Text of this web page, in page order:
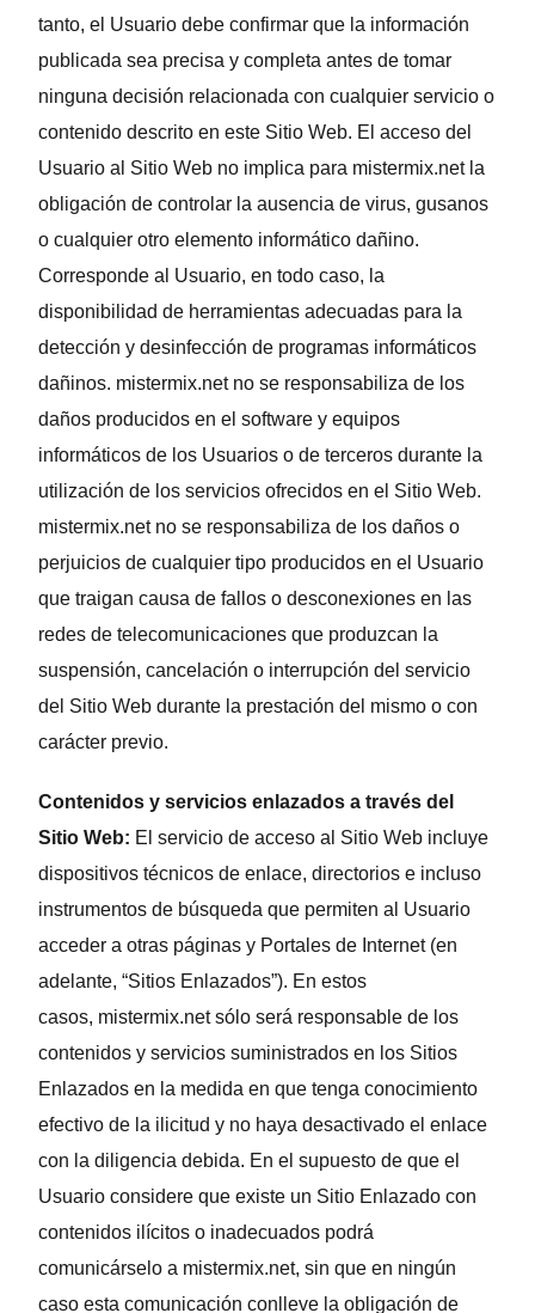
tanto, el Usuario debe confirmar que la información
publicada sea precisa y completa antes de tomar
ninguna decisión relacionada con cualquier servicio o
contenido descrito en este Sitio Web. El acceso del
Usuario al Sitio Web no implica para mistermix.net la
obligación de controlar la ausencia de virus, gusanos
o cualquier otro elemento informático dañino.
Corresponde al Usuario, en todo caso, la
disponibilidad de herramientas adecuadas para la
detección y desinfección de programas informáticos
dañinos. mistermix.net no se responsabiliza de los
daños producidos en el software y equipos
informáticos de los Usuarios o de terceros durante la
utilización de los servicios ofrecidos en el Sitio Web.
mistermix.net no se responsabiliza de los daños o
perjuicios de cualquier tipo producidos en el Usuario
que traigan causa de fallos o desconexiones en las
redes de telecomunicaciones que produzcan la
suspensión, cancelación o interrupción del servicio
del Sitio Web durante la prestación del mismo o con
carácter previo.
Contenidos y servicios enlazados a través del
Sitio Web: El servicio de acceso al Sitio Web incluye
dispositivos técnicos de enlace, directorios e incluso
instrumentos de búsqueda que permiten al Usuario
acceder a otras páginas y Portales de Internet (en
adelante, “Sitios Enlazados”). En estos
casos, mistermix.net sólo será responsable de los
contenidos y servicios suministrados en los Sitios
Enlazados en la medida en que tenga conocimiento
efectivo de la ilicitud y no haya desactivado el enlace
con la diligencia debida. En el supuesto de que el
Usuario considere que existe un Sitio Enlazado con
contenidos ilícitos o inadecuados podrá
comunicárselo a mistermix.net, sin que en ningún
caso esta comunicación conlleve la obligación de